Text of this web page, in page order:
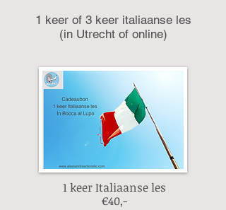
1 keer of 3 keer italiaanse les
(in Utrecht of online)
1 keer Italiaanse les
€40,-